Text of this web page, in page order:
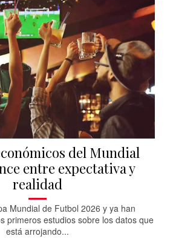
del Mundial
entre expectativa y
realidad
Mundial de Futbol 2026 y ya han
primeros estudios sobre los datos que
está arrojando...